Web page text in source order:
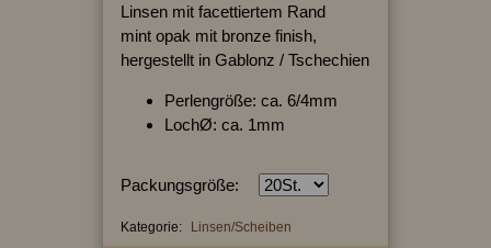
Linsen mit facettiertem Rand
mint opak mit bronze finish,
hergestellt in Gablonz / Tschechien
Perlengröße: ca. 6/4mm
LochØ: ca. 1mm
Packungsgröße:
Kategorie: Linsen/Scheiben